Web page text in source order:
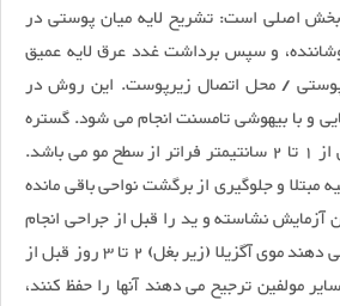
اصلی است: تشریح لایه میان پوستی در
و سپس برداشت غدد عرق لایه عمیق
پوستی / محل اتصال زیرپوست. این روش در
و با بیهوشی تامسنت انجام می شود. گستره
محدوده درمان به طور کلی از 1 تا 2 سانتیمتر فراتر از سطح مو می باشد.
مبتلا و جلوگیری از برگشت نواحی باقی مانده
نشاسته و ید را قبل از جراحی انجام
داد. برخی مولفین ترجیح می دهند موی آگزیلا (زیر بغل) 2 تا 3 روز قبل از
مولفین ترجیح می دهند آنها را حفظ کنند،